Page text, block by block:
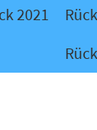
2021